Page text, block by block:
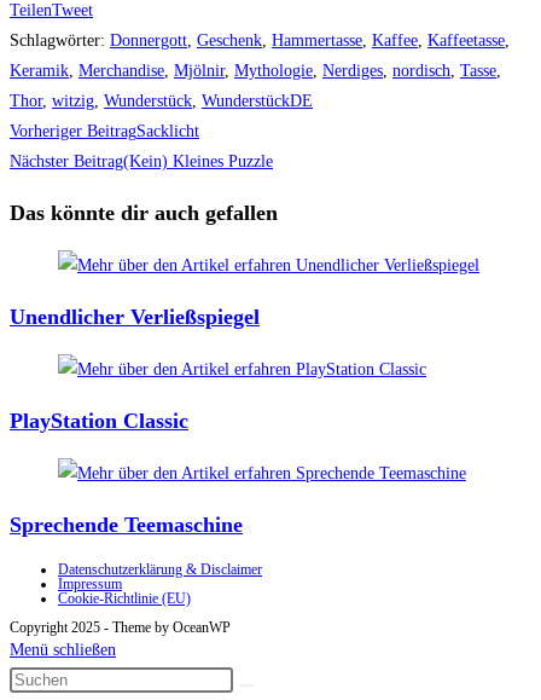
TeilenTweet
Schlagwörter: Donnergott, Geschenk, Hammertasse, Kaffee, Kaffeetasse,
Keramik, Merchandise, Mjölnir, Mythologie, Nerdiges, nordisch, Tasse,
Thor, witzig, Wunderstück, WunderstückDE
Weitere
Artikel
ansehen
Vorheriger BeitragSacklicht
Nächster Beitrag(Kein) Kleines Puzzle
Das könnte dir auch gefallen
Unendlicher Verließspiegel
PlayStation Classic
Sprechende Teemaschine
Datenschutzerklärung & Disclaimer
Impressum
Cookie-Richtlinie (EU)
Copyright 2025 - Theme by OceanWP
Menü schließen